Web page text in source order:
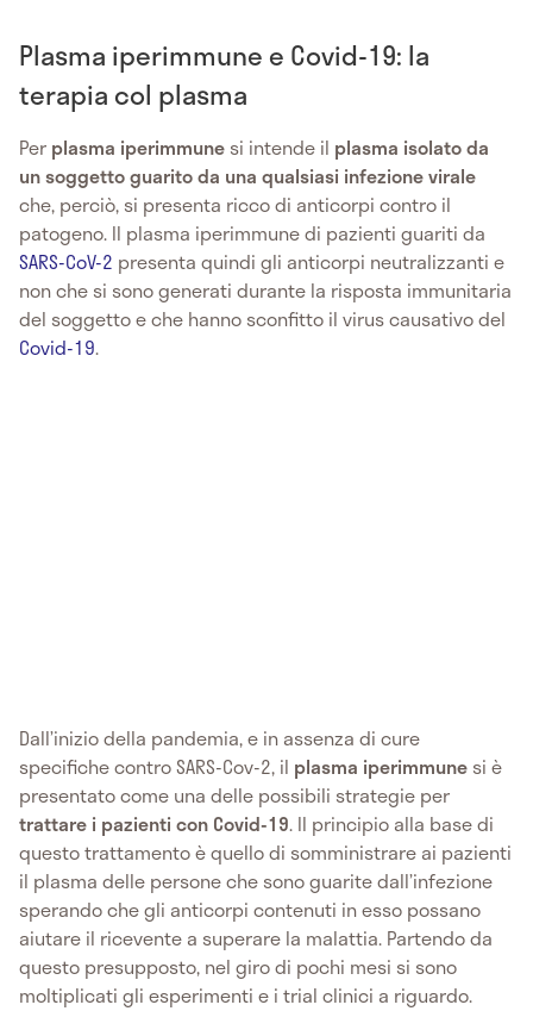
Plasma iperimmune e Covid-19: la
terapia col plasma
Per plasma iperimmune si intende il plasma isolato da
un soggetto guarito da una qualsiasi infezione virale
che, perciò, si presenta ricco di anticorpi contro il
patogeno. Il plasma iperimmune di pazienti guariti da
SARS-CoV-2 presenta quindi gli anticorpi neutralizzanti e
non che si sono generati durante la risposta immunitaria
del soggetto e che hanno sconfitto il virus causativo del
Covid-19.
Dall’inizio della pandemia, e in assenza di cure
specifiche contro SARS-Cov-2, il plasma iperimmune si è
presentato come una delle possibili strategie per
trattare i pazienti con Covid-19. Il principio alla base di
questo trattamento è quello di somministrare ai pazienti
il plasma delle persone che sono guarite dall’infezione
sperando che gli anticorpi contenuti in esso possano
aiutare il ricevente a superare la malattia. Partendo da
questo presupposto, nel giro di pochi mesi si sono
moltiplicati gli esperimenti e i trial clinici a riguardo.